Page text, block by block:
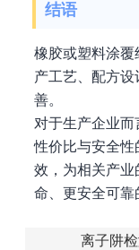
结语
橡胶或塑料涂
产工艺、配方
善。
对于生产企业
性价比与安全
效，为相关产
命、更安全可靠
离子阱检